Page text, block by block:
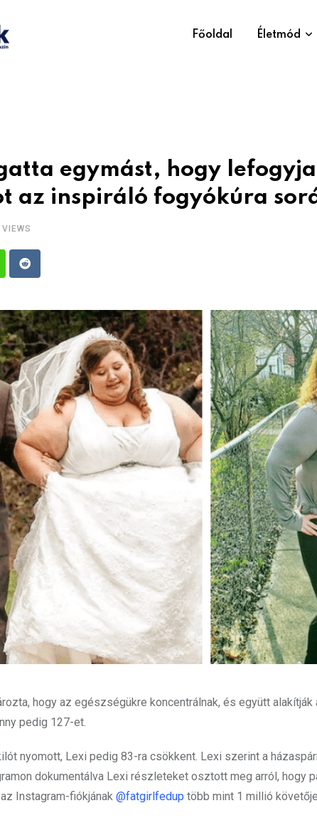
Főoldal Életmód
egymást, hogy
az inspiráló fogyókúra
VIEWS
Reddit
hogy az egészségükre koncentrálnak, és együtt
pedig 127-et.
nyomott, Lexi pedig 83-ra csökkent. Lexi szerint a
dokumentálva Lexi részleteket osztott meg arról, hogy
Instagram-fiókjának @fatgirlfedup több mint 1 millió